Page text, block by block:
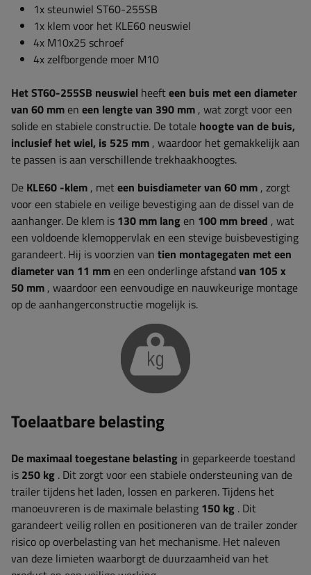
1x steunwiel ST60-255SB
1x klem voor het KLE60 neuswiel
4x M10x25 schroef
4x zelfborgende moer M10
Het ST60-255SB neuswiel heefteen buis met een diameter
van 60 mm en een lengte van 390 mm , wat zorgt voor een
solide en stabiele constructie. De totale hoogte van de buis,
inclusief het wiel, is 525 mm , waardoor het gemakkelijk aan
te passen is aan verschillende trekhaakhoogtes.
De KLE60 -klem , meteen buisdiameter van 60 mm , zorgt
voor een stabiele en veilige bevestiging aan de dissel van de
aanhanger. De klem is 130 mm lang en 100 mm breed , wat
een voldoende klemoppervlak en een stevige buisbevestiging
garandeert. Hij is voorzien van tien montagegaten met een
diameter van 11 mm en een onderlinge afstandvan 105 x
50 mm , waardoor een eenvoudige en nauwkeurige montage
op de aanhangerconstructie mogelijk is.
Toelaatbare belasting
De maximaal toegestane belasting in geparkeerde toestand
is 250 kg . Dit zorgt voor een stabiele ondersteuning van de
trailer tijdens het laden, lossen en parkeren. Tijdens het
manoeuvreren is de maximale belasting 150 kg . Dit
garandeert veilig rollen en positioneren van de trailer zonder
risico op overbelasting van het mechanisme. Het naleven
van deze limieten waarborgt de duurzaamheid van het